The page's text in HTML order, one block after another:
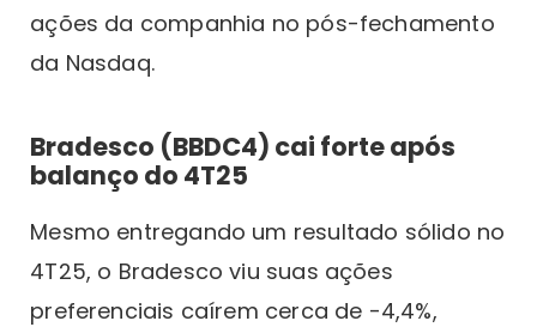
ações da companhia no pós-fechamento
da Nasdaq.
Bradesco (BBDC4) cai forte após
balanço do 4T25
Mesmo entregando um resultado sólido no
4T25, o Bradesco viu suas ações
preferenciais caírem cerca de -4,4%,